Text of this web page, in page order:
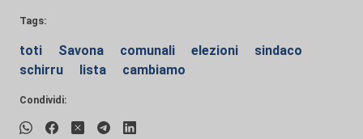
Tags:
toti Savona comunali elezioni
sindaco
schirru
lista cambiamo
Condividi: